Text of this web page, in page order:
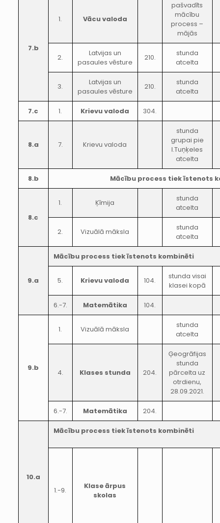
7.b
1. Vācu valoda
pašvadīts
mācību
process –
mājās
2.
Latvijas un
pasaules vēsture
210.
stunda
atcelta
3.
Latvijas un
pasaules vēsture
210.
stunda
atcelta
7.c 1. Krievu valoda 304.
8.a 7. Krievu valoda
stunda
grupai pie
I.Tuņķeles
atcelta
8.b Mācību process tiek īstenots
8.c
1. Ķīmija
stunda
atcelta
2. Vizuālā māksla
stunda
atcelta
9.a
Mācību process tiek īstenots kombinēti
5. Krievu valoda 104.
stunda visai
klasei kopā
6.-7. Matemātika 104.
9.b
1. Vizuālā māksla
stunda
atcelta
4. Klases stunda 204.
Ģeogrāfijas
stunda
pārcelta uz
otrdienu,
28.09.2021.
6.-7. Matemātika 204.
10.a
Mācību process tiek īstenots kombinēti
1.-9.
Klase ārpus
skolas